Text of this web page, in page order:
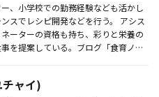
、小学校での勤務経験なども活かし
スでレシピ開発などを行う。 アシス
ーターの資格も持ち、彩りと栄養の
を提案している。ブログ「食育ノス
ャイ)